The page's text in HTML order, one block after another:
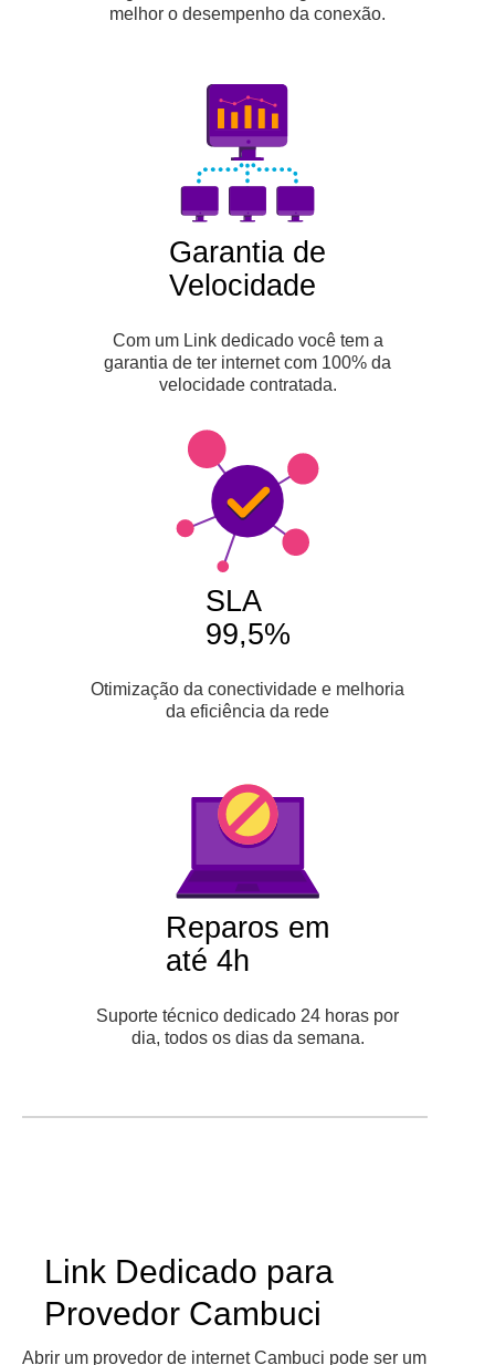
melhor o desempenho da conexão.
Garantia de
Velocidade
Com um Link dedicado você tem a
garantia de ter internet com 100% da
velocidade contratada.
SLA
99,5%
Otimização da conectividade e melhoria
da eficiência da rede
Reparos em
até 4h
Suporte técnico dedicado 24 horas por
dia, todos os dias da semana.
Link Dedicado para
Provedor Cambuci
Abrir um provedor de internet Cambuci pode ser um